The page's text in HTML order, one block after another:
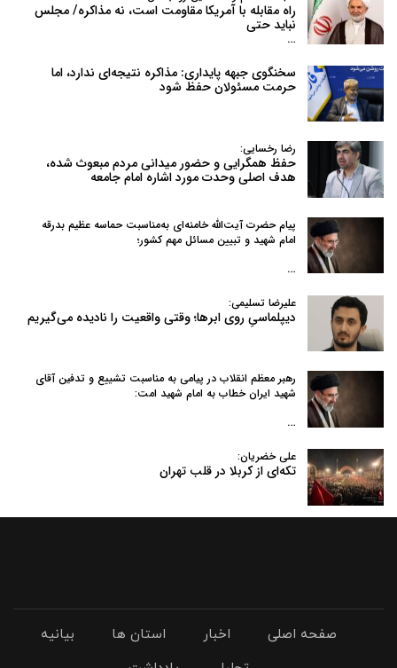
راه مقابله با آمریکا مقاومت است، نه مذاکره/ مجلس
نباید حتی
…
سخنگوی جبهه پایداری: مذاکره نتیجه‌ای ندارد، اما
حرمت مسئولان حفظ شود
رضا رخسایی:
حفظ همگرایی و حضور میدانی مردم مبعوث شده،
هدف اصلی وحدت مورد اشاره امام جامعه
پیام حضرت آیت‌الله خامنه‌ای به‌مناسبت حماسه عظیم بدرقه
امام شهید و تبیین مسائل مهم کشور؛
…
علیرضا تسلیمی:
دیپلماسیِ روی ابرها؛ وقتی واقعیت را نادیده می‌گیریم
رهبر معظم انقلاب در پیامی به‌ مناسبت تشییع و تدفین آقای
شهید ایران خطاب به امام شهید امت:
…
علی خضریان:
تکه‌ای از کربلا در قلب تهران
صفحه اصلی اخبار استان ها
بیانیه